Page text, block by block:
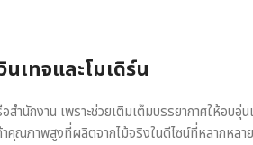
เทจและโมเดิร์น
ำนักงาน เพราะช่วยเติมเต็มบรรยากาศให้
คุณภาพสูงที่ผลิตจากไม้จริงในดีไซน์ที่หลากหล